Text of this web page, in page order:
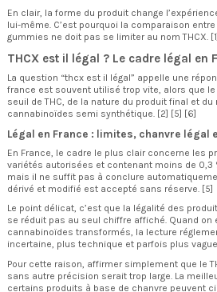
En clair, la forme du produit change
lui-même. C’est pourquoi la comparaison
gummies ne doit pas se limiter au nom THCX.
THCX est il légal ? Le cadre légal en
La question “thcx est il légal” appelle une
france est souvent utilisé trop vite, alors que
seuil de THC, de la nature du produit final et
cannabinoïdes semi synthétique. [2] [5] [6]
Légal en France : limites, chanvre légal
En France, le cadre le plus clair concerne les
variétés autorisées et contenant moins de 0,3
mais il ne suffit pas à conclure
dérivé et modifié est accepté sans réserve. [5]
Le point délicat, c’est que la légalité des
se réduit pas au seul chiffre affiché. Quand on
cannabinoïdes transformés, la lecture
incertaine, plus technique et parfois plus
Pour cette raison, affirmer simplement que le
sans autre précision serait trop large. La
certains produits à base de chanvre peuvent